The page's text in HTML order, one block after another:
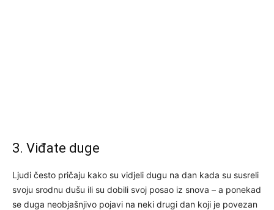
3. Viđate duge
Ljudi često pričaju kako su vidjeli dugu na dan kada su susreli
svoju srodnu dušu ili su dobili svoj posao iz snova – a ponekad
se duga neobjašnjivo pojavi na neki drugi dan koji je povezan